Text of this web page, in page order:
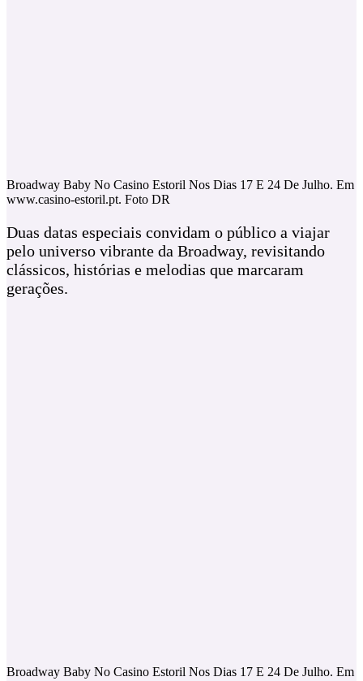
Broadway Baby No Casino Estoril Nos Dias 17 E 24 De Julho. Em
www.casino-estoril.pt. Foto DR
Duas datas especiais convidam o público a viajar
pelo universo vibrante da Broadway, revisitando
clássicos, histórias e melodias que marcaram
gerações.
Broadway Baby No Casino Estoril Nos Dias 17 E 24 De Julho. Em